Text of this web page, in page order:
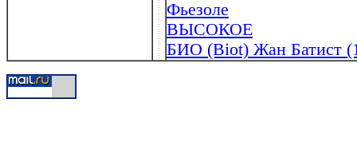
Фьезоле
ВЫСОКОЕ
БИО (Biot) Жан Батист